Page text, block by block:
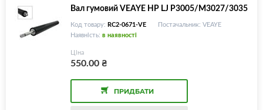
Вал гумовий VEAYE HP LJ P3005/M3027/3035
Код товару: RC2-0671-VE
Постачальник: VEAYE
Наявність: в наявності
Ціна
550.00₴
ПРИДБАТИ